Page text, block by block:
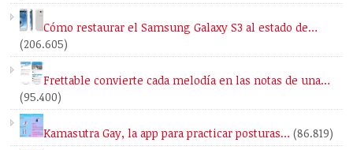
Cómo restaurar el Samsung Galaxy S3 al estado de…
(206.605)
Frettable convierte cada melodía en las notas de una…
(95.400)
Kamasutra Gay, la app para practicar posturas… (86.819)